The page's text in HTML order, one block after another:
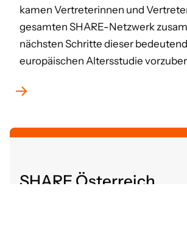
kamen Vertreterinnen und
gesamten SHARE-Netzwerk
nächsten Schritte dieser
europäischen Altersstudie
SHARE Österreich